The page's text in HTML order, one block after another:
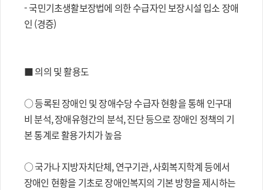
- 국민기초생활보장법에 의한 수급자인 보장시설 입소 장애
인 (경증)
■ 의의 및 활용도
○ 등록된 장애인 및 장애수당 수급자 현황을 통해 인구대
비 분석, 장애유형간의 분석, 진단 등으로 장애인 정책의 기
본 통계로 활용가치가 높음
○ 국가나 지방자치단체, 연구기관, 사회복지학계 등에서
장애인 현황을 기초로 장애인복지의 기본 방향을 제시하는